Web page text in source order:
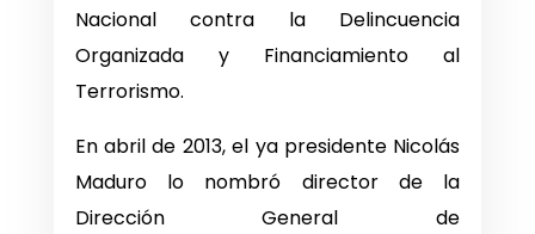
Nacional contra la Delincuencia
Organizada y Financiamiento al
Terrorismo.
En abril de 2013, el ya presidente Nicolás
Maduro lo nombró director de la
Dirección General de